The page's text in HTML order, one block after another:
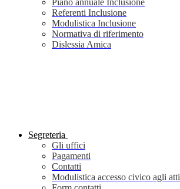
Piano annuale Inclusione
Referenti Inclusione
Modulistica Inclusione
Normativa di riferimento
Dislessia Amica
Segreteria
Gli uffici
Pagamenti
Contatti
Modulistica accesso civico agli atti